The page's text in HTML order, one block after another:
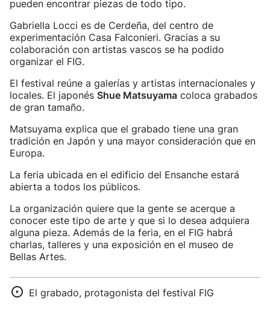
pueden encontrar piezas de todo tipo.
Gabriella Locci es de Cerdeña, del centro de
experimentación Casa Falconieri. Gracias a su
colaboración con artistas vascos se ha podido
organizar el FIG.
El festival reúne a galerías y artistas internacionales y
locales. El japonés Shue Matsuyama coloca grabados
de gran tamaño.
Matsuyama explica que el grabado tiene una gran
tradición en Japón y una mayor consideración que en
Europa.
La feria ubicada en el edificio del Ensanche estará
abierta a todos los públicos.
La organización quiere que la gente se acerque a
conocer este tipo de arte y que si lo desea adquiera
alguna pieza. Además de la feria, en el FIG habrá
charlas, talleres y una exposición en el museo de
Bellas Artes.
El grabado, protagonista del festival FIG